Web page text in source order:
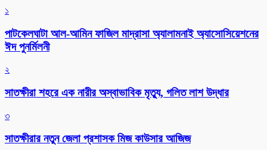
১
পাটকেলঘাটা আল-আমিন ফাজিল মাদ্রাসা অ্যালামনাই অ্যাসোসিয়েশনের
ঈদ পুনর্মিলনী
২
সাতক্ষীরা শহরে এক নারীর অস্বাভাবিক মৃত্যু, গলিত লাশ উদ্ধার
৩
সাতক্ষীরার নতুন জেলা প্রশাসক মিজ কাউসার আজিজ